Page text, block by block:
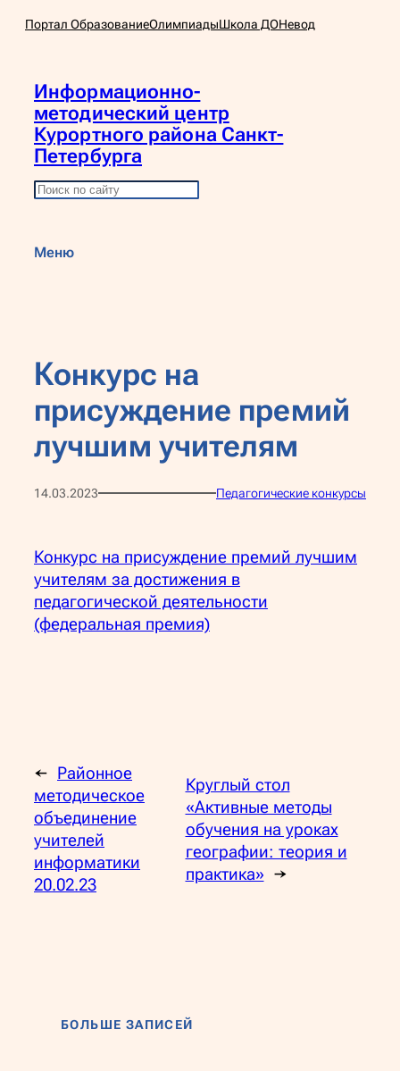
Перейти
Портал ОбразованиеОлимпиадыШкола ДОНевод
Информационно-
методический центр
Курортного района Санкт-
Петербурга
П
с
Меню
Конкурс на
присуждение премий
лучшим учителям
14.03.2023 Педагогические конкурсы
Конкурс на присуждение премий лучшим
учителям за достижения в
педагогической деятельности
(федеральная премия)
← Районное
методическое
объединение
учителей
информатики
20.02.23
Круглый стол
«Активные методы
обучения на уроках
географии: теория и
практика» →
БОЛЬШЕ ЗАПИСЕЙ